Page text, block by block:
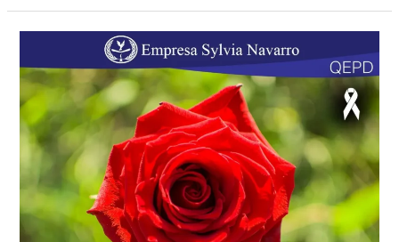
MARIO
SILVERA
RIVERO
«EL
TIGRE»